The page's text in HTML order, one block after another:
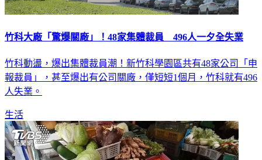
竹科大廠「驚爆關廠」！48家集體裁員 496人一夕全失業
竹科動盪，爆出集體裁員潮！新竹科學園區共有48家公司「申
報裁員」，甚至爆出有公司關廠，僅短短1個月，竹科就有496
人失業。
生活